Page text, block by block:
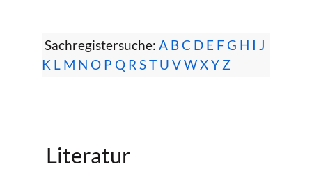
Sachregistersuche: A BC D E F G H I J
K L M N O P Q R ST U VWXY Z
Literatur